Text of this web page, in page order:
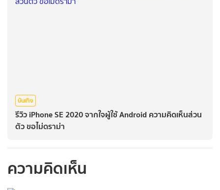
บันเทิง
รีวิว iPhone SE 2020 จากใจผู้ใช้ Android ความคิดเห็นส่วน
ตัว ขอไม่ดราม่า
ความคิดเห็น